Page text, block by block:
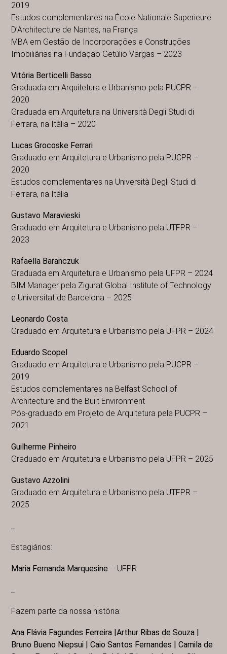
2019
Estudos complementares na École Nationale Superieure
D’Architecture de Nantes, na França
MBA em Gestão de Incorporações e Construções
Imobiliárias na Fundação Getúlio Vargas – 2023
Vitória Berticelli Basso
Graduada em Arquitetura e Urbanismo pela PUCPR –
2020
Graduada em Arquitetura na Università Degli Studi di
Ferrara, na Itália – 2020
Lucas Grocoske Ferrari
Graduado em Arquitetura e Urbanismo pela PUCPR –
2020
Estudos complementares na Università Degli Studi di
Ferrara, na Itália
Gustavo Maravieski
Graduado em Arquitetura e Urbanismo pela UTFPR –
2023
Rafaella Baranczuk
Graduada em Arquitetura e Urbanismo pela UFPR – 2024
BIM Manager pela Zigurat Global Institute of Technology
e Universitat de Barcelona – 2025
Leonardo Costa
Graduado em Arquitetura e Urbanismo pela UFPR – 2024
Eduardo Scopel
Graduado em Arquitetura e Urbanismo pela PUCPR –
2019
Estudos complementares na Belfast School of
Architecture and the Built Environment
Pós-graduado em Projeto de Arquitetura pela PUCPR –
2021
Guilherme Pinheiro
Graduado em Arquitetura e Urbanismo pela UFPR – 2025
Gustavo Azzolini
Graduado em Arquitetura e Urbanismo pela UTFPR –
2025
Estagiários:
Maria Fernanda Marquesine – UFPR
Fazem parte da nossa história:
Ana Flávia Fagundes Ferreira |Arthur Ribas de Souza |
Bruno Bueno Niepsui | Caio Santos Fernandes | Camila de